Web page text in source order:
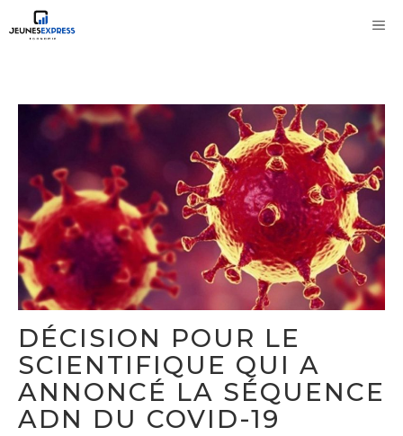
au
DÉCISION POUR LE
SCIENTIFIQUE QUI A
ANNONCÉ LA SÉQUENCE
ADN DU COVID-19